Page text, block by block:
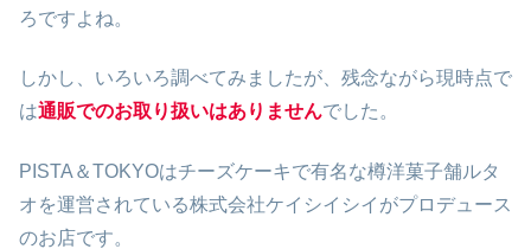
ろですよね。
しかし、いろいろ調べてみましたが、残念ながら現時点で
は通販でのお取り扱いはありませんでした。
PISTA＆TOKYOはチーズケーキで有名な樽洋菓子舗ルタ
オを運営されている株式会社ケイシイシイがプロデュース
のお店です。